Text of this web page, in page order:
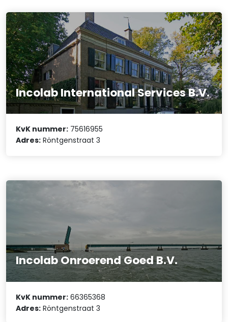
Incolab International Services B.V.
KvK nummer: 75616955
Adres: Röntgenstraat 3
Incolab Onroerend Goed B.V.
KvK nummer: 66365368
Adres: Röntgenstraat 3